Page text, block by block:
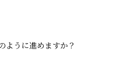
うに進めますか？